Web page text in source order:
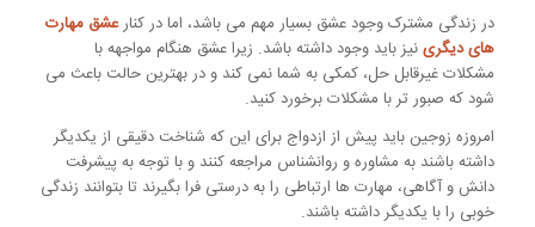
در زندگی مشترک وجود عشق بسیار مهم می باشد، اما در کنارعشق مهارت
های دیگرینیز باید وجود داشته باشد. زیرا عشق هنگام مواجهه با
مشکلات غیرقابل حل، کمکی به شما نمی کند و در بهترین حالت باعث می
شود که صبور تر با مشکلات برخورد کنید.
امروزه زوجین باید پیش از ازدواج برای این که شناخت دقیقی از یکدیگر
داشته باشند به مشاوره و روانشناس مراجعه کنند و با توجه به پیشرفت
دانش و آگاهی، مهارت ها ارتباطی را به درستی فرا بگیرند تا بتوانند زندگی
خوبی را با یکدیگر داشته باشند.